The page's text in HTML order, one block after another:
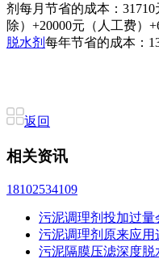
剂每月节省的成本：
除）+20000元（人工费）
脱水剂 每年节省的成本：
返回
相关资讯
18102534109
污泥调理剂投加过量
污泥调理剂原来应用
污泥隔膜压滤深度脱